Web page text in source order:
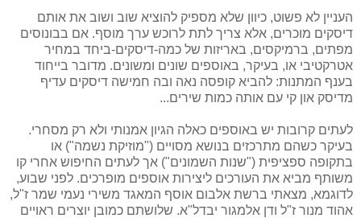
העניין לא פשוט, כיוון שלא מספיק להוציא שוב ושוב את אותם
דיסקים מוכרים, אלא צריך לתת לרוכש ערך מוסף. אם בבונוסים
מפתים, ברמיקסים, באריזות של כמה-דיסקים-ביחד במחיר
אטרקטיבי או, בעיקר, באוספים שונים ומשונים. מדובר בייחוד
בענף המתנות: להביא קופסה נאה ובה חמישה דיסקים עדיף
מדיסק און קי עם אותה כמות שירים...
לעתים קרובות יש באוספים כאלה הגיון אמנותי ולא רק מסחרי.
בעיקר כשהם מתרכזים בנושא מסויים ("מוזיקת נשמה") או
בתקופה ספציפית ("שנות השמונים") אך לעתים החיפוש אחרי קו
משותף מביא את העורכים ליצירות אוספים מופרכים. לפני שבוע,
לדוגמא, מצאתי ברשת אלבום אוסף המאגד משירי נעמי שמר ז"ל,
אהוד מנור ז"ל ודן אלמגור יבדל"א. שלושתם כמובן יוצרים ראויים